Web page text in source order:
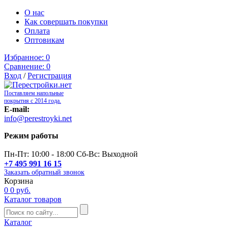
О нас
Как совершать покупки
Оплата
Оптовикам
Избранное: 0
Сравнение: 0
Вход /Регистрация
Поставляем напольные
покрытия с 2014 года.
E-mail:
info@perestroyki.net
Режим работы
Пн-Пт: 10:00 - 18:00 Сб-Вс: Выходной
+7 495 991 16 15
Заказать обратный звонок
Корзина
0 0 руб.
Каталог товаров
Каталог